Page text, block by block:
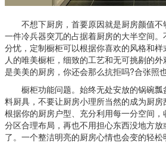
不想下厨房，首要原因就是厨房颜值不
一件冷兵器突兀的占据着厨房的大半空间
分忧，定制橱柜可以根据你喜欢的风格和
人的唯美橱柜，细致的工艺和无可挑剔的
是美美的厨房，你还会那么抗拒吗?合张照
橱柜功能问题。始终无处安放的锅碗瓢
料厨具，不要让厨房小理所当然的成为厨
根据你的厨房户型、充分利用每一分空间
分区合理布局，再也不用担心东西没地方
了。一个整洁明亮的厨房心情也会变的轻松